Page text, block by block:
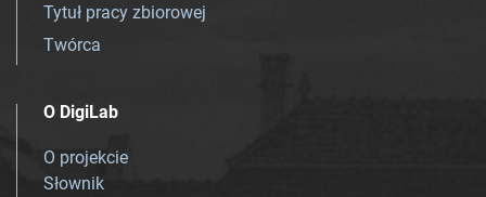
Tytuł pracy zbiorowej
Twórca
O DigiLab
O projekcie
Słownik